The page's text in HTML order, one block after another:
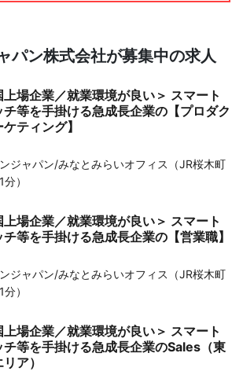
パン株式会社が募集中の求人
上場企業／就業環境が良い＞ スマート
チ等を手掛ける急成長企業の【プロダク
ケティング】
ジャパン/みなとみらいオフィス（JR桜木町
）
上場企業／就業環境が良い＞ スマート
チ等を手掛ける急成長企業の【営業職】
ジャパン/みなとみらいオフィス（JR桜木町
）
上場企業／就業環境が良い＞ スマート
チ等を手掛ける急成長企業のSales（東
ア）